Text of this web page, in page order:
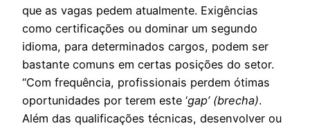
que as vagas pedem atualmente. Exigências
como certificações ou dominar um segundo
idioma, para determinados cargos, podem ser
bastante comuns em certas posições do setor.
“Com frequência, profissionais perdem ótimas
oportunidades por terem este ‘gap’ (brecha).
Além das qualificações técnicas, desenvolver ou